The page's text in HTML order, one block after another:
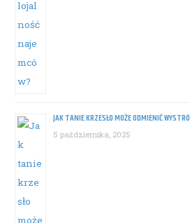
JAK TANIE KRZESŁO MOŻE ODMIENIĆ
5 października, 2025